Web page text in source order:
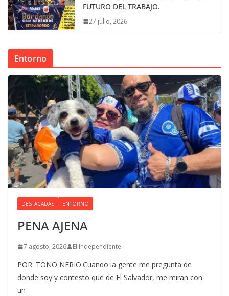
FUTURO DEL TRABAJO.
27 julio, 2026
Entorno
DESTACADAS ENTORNO
PENA AJENA
7 agosto, 2026 El Independiente
POR: TOÑO NERIO.Cuando la gente me pregunta de
donde soy y contesto que de El Salvador, me miran con
un